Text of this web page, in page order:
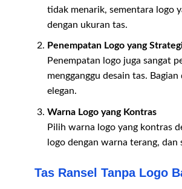
tidak menarik, sementara logo
dengan ukuran tas.
Penempatan Logo yang
Penempatan logo juga sangat
mengganggu desain tas.
elegan.
Warna Logo yang Kontras
Pilih warna logo yang kontras
logo dengan warna terang,
Tas Ransel Tanpa Logo